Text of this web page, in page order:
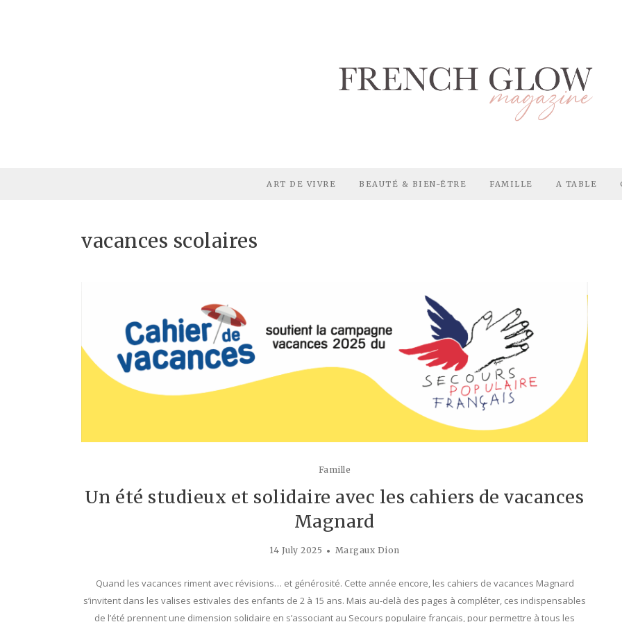
ART DE VIVRE BEAUTÉ & BIEN-ÊTRE FAMILLE A TABLE
vacances scolaires
Famille
Un été studieux et solidaire avec les cahiers de vacances
Magnard
14 July 2025 Margaux Dion
Quand les vacances riment avec révisions… et générosité. Cette année encore, les cahiers de vacances Magnard
s’invitent dans les valises estivales des enfants de 2 à 15 ans. Mais au-delà des pages à compléter, ces indispensables
de l’été prennent une dimension solidaire en s’associant au Secours populaire français, pour permettre à tous les